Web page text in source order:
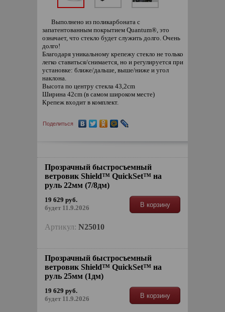
Выполнено из поликарбоната с
запатентованным покрытием Quantum®, это
означает, что стекло будет служить долго. Очень
долго!
Благодаря уникальному крепежу стекло не только
легко ставиться/снимается, но и регулируется при
установке: ближе/дальше, выше/ниже и угол
наклона.
Высота по центру стекла 43,2cm
Ширина 42cm (в самом широком месте)
Крепеж входит в комплект.
Поделиться
Прозрачный быстросъемный
ветровик Shield™ QuickSet™ на
руль 22мм (7/8дм)
19 629 руб.
будет 11.9.2026
В корзину
Артикул: N25010
Прозрачный быстросъемный
ветровик Shield™ QuickSet™ на
руль 25мм (1дм)
19 629 руб.
будет 11.9.2026
В корзину